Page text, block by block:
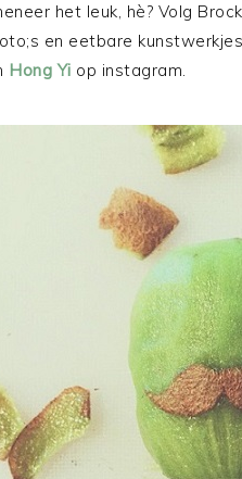
het leuk, hè? Volg
en eetbare
Hong Yi op instagram.